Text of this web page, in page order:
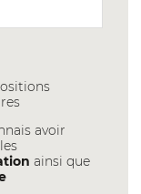
avoir
ainsi que